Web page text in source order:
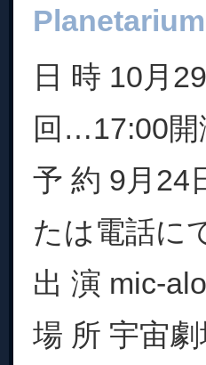
日 時 10月
回…17:00開
予 約 9月24
たは電話に
出 演 mic-
場 所 宇宙劇